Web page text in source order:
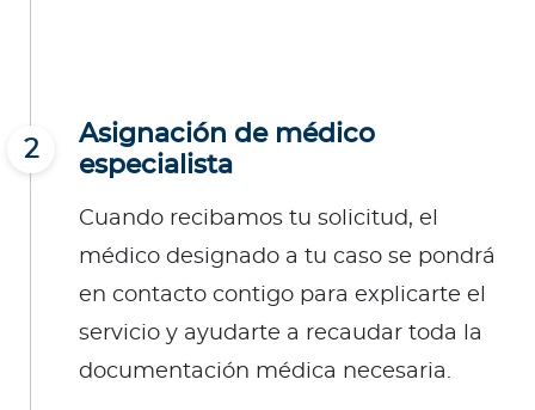
2
Asignación de médico
especialista
Cuando recibamos tu solicitud, el
médico designado a tu caso se pondrá
en contacto contigo para explicarte el
servicio y ayudarte a recaudar toda la
documentación médica necesaria.